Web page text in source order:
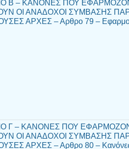
Β – ΚΑΝΟΝΕΣ ΠΟΥ
ΟΙ ΑΝΑΔΟΧΟΙ ΣΥΜΒΑΣΗΣ
ΑΡΧΕΣ – Αρθρο 79 –
Γ – ΚΑΝΟΝΕΣ ΠΟΥ
ΟΙ ΑΝΑΔΟΧΟΙ ΣΥΜΒΑΣΗΣ
ΑΡΧΕΣ – Αρθρο 80 – Κανόνες